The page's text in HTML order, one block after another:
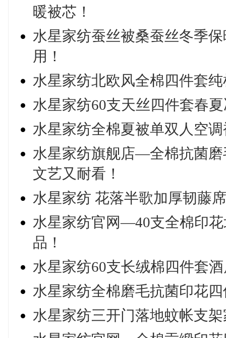
暖被芯！
水星家纺蚕丝被桑蚕丝冬季
用！
水星家纺北欧风全棉四件套
水星家纺60支天丝四件套春
水星家纺全棉夏被单双人空
水星家纺旗舰店—全棉抗菌
文艺又耐看！
水星家纺 花落半歌加厚韧藤
水星家纺官网—40支全棉印
品！
水星家纺60支长绒棉四件套
水星家纺全棉磨毛抗菌印花
水星家纺三开门落地蚊帐支